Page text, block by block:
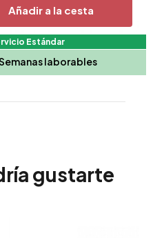
Añadir a la cesta
Estándar
laborables
gustarte